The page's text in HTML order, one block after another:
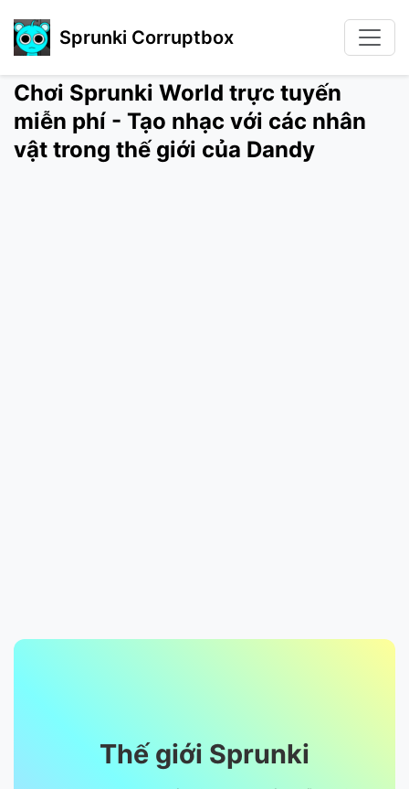
Sprunki Corruptbox
Chơi Sprunki World trực tuyến
miễn phí - Tạo nhạc với các nhân
vật trong thế giới của Dandy
Thế giới Sprunki